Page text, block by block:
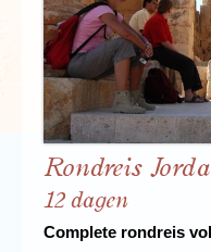
Rondreis
12 dagen
Complete rondreis